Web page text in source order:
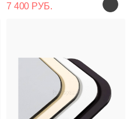
7 400 РУБ.